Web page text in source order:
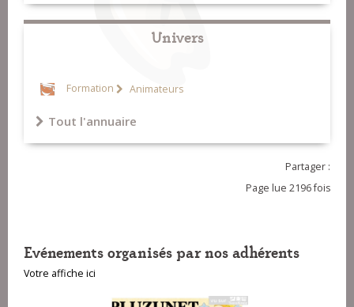
Univers
Formation Animateurs
Tout l'annuaire
Partager :
Page lue 2196 fois
Evénements organisés par nos adhérents
Votre affiche ici